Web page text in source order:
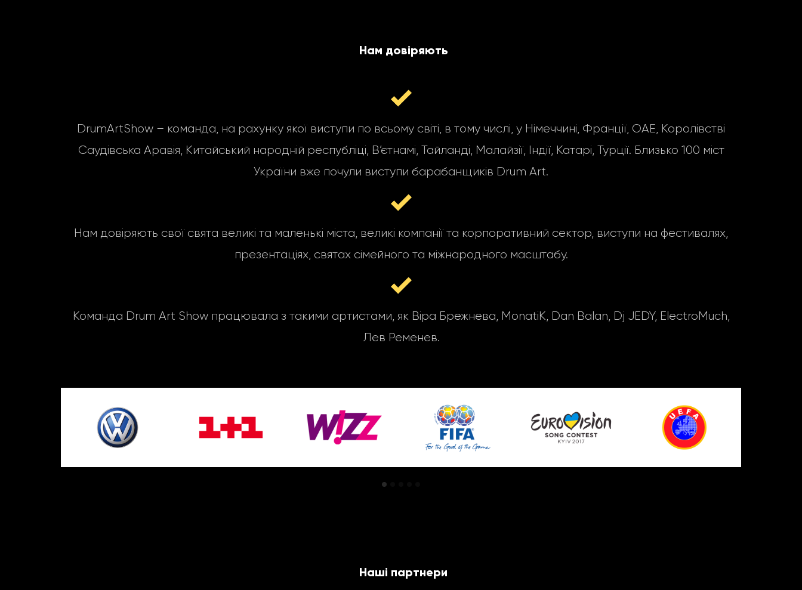
Нам довіряють
DrumArtShow – команда, на рахунку якої виступи по всьому світі, в тому числі, у Німеччині, Франції, ОАЕ, Королівстві
Саудівська Аравія, Китайський народній республіці, В’єтнамі, Тайланді, Малайзії, Індії, Катарі, Турції. Близько 100 міст
України вже почули виступи барабанщиків Drum Art.
Нам довіряють свої свята великі та маленькі міста, великі компанії та корпоративний сектор, виступи на фестивалях,
презентаціях, святах сімейного та міжнародного масштабу.
Команда Drum Art Show працювала з такими артистами, як Віра Брежнева, MonatiK, Dan Balan, Dj JEDY, ElectroMuch,
Лев Ременев.
Наші партнери